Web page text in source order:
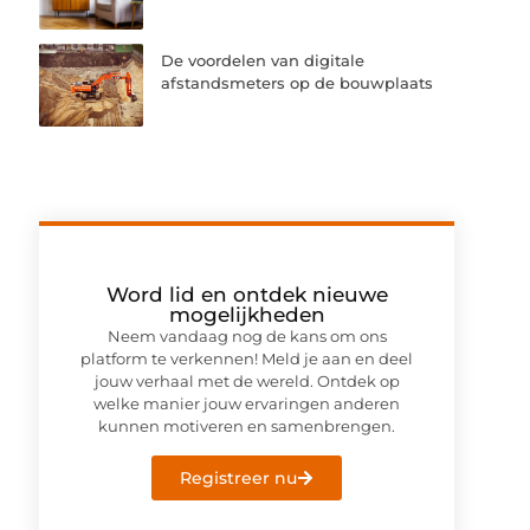
De voordelen van digitale
afstandsmeters op de bouwplaats
Word lid en ontdek nieuwe
mogelijkheden
Neem vandaag nog de kans om ons
platform te verkennen! Meld je aan en deel
jouw verhaal met de wereld. Ontdek op
welke manier jouw ervaringen anderen
kunnen motiveren en samenbrengen.
Registreer nu